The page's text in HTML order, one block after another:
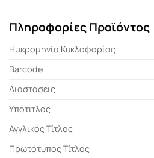
Πληροφορίες Προϊόντος
Ημερομηνία Κυκλοφορίας
Barcode
Διαστάσεις
Υπότιτλος
Αγγλικός Τίτλος
Πρωτότυπος Τίτλος